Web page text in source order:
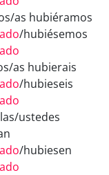
as hubiéramos
ado/hubiésemos
ado
as hubierais
ado/hubieseis
ado
ustedes
ado/hubiesen
ado